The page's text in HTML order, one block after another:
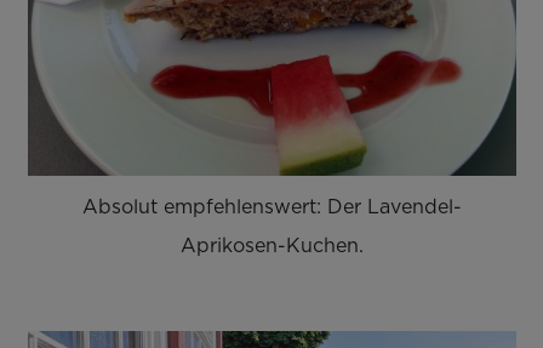
Absolut empfehlenswert: Der Lavendel-
Aprikosen-Kuchen.